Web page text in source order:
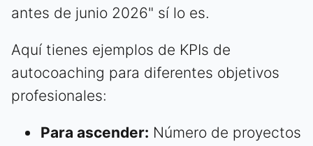
antes de junio 2026" sí lo es.
Aquí tienes ejemplos de KPIs de
autocoaching para diferentes objetivos
profesionales:
Para ascender: Número de proyectos